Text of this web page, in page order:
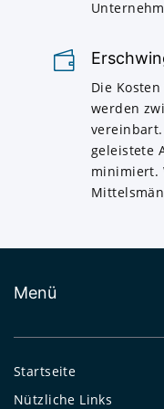
Die
werden
geleistete
minimiert.
Menü
Startseite
Nützliche Links